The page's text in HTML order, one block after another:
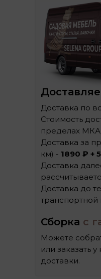
Доставка по
Стоимость
пределах
Доставка за
км) - 1890 ₽ +
Доставка
Доставка до
транспортной
Сборка с
Можете
или заказать
доставки.